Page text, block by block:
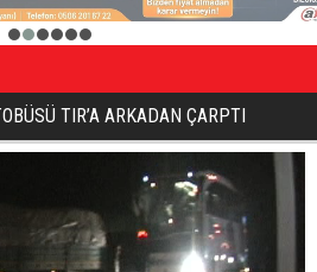
2 3 4 5 6
TIR’A ARKADAN ÇARPTI